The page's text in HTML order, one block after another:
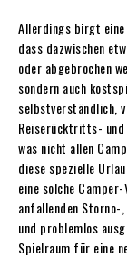
Allerdings birgt eine
dass dazwischen
oder abgebrochen
sondern auch
selbstverständlich,
Reiserücktritts- und
was nicht allen
diese spezielle
eine solche
anfallenden Storno-
und problemlos
Spielraum für eine